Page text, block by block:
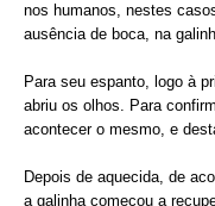
nos humanos, nestes
ausência de boca, na
Para seu espanto, logo à
abriu os olhos. Para
acontecer o mesmo, e
Depois de aquecida, de
a galinha começou a